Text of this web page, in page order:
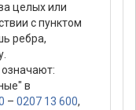
целых или
с пунктом
ребра,
в
– 0207 13 600,